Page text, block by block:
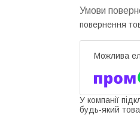
повернення
У компанії
будь-який